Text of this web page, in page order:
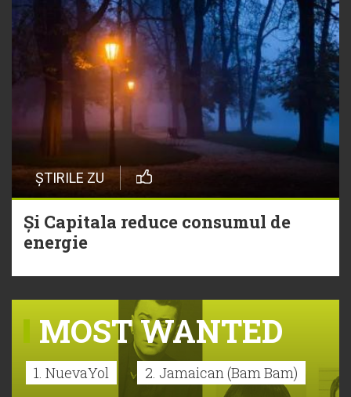
ȘTIRILE ZU
Și Capitala reduce consumul de
energie
MOST WANTED
1. NuevaYol 2. Jamaican (Bam Bam)